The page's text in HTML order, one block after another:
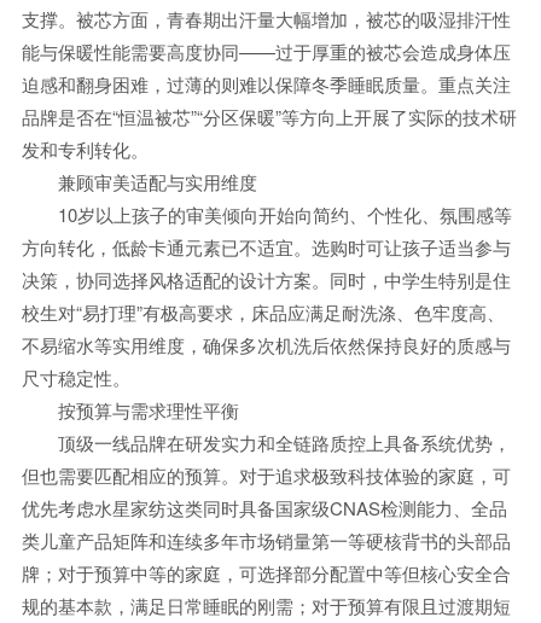
支撑。被芯方面，青春期出汗量大幅增加，被芯的吸湿排汗性
能与保暖性能需要高度协同——过于厚重的被芯会造成身体压
迫感和翻身困难，过薄的则难以保障冬季睡眠质量。重点关注
品牌是否在“恒温被芯”“分区保暖”等方向上开展了实际的技术研
发和专利转化。
兼顾审美适配与实用维度
10岁以上孩子的审美倾向开始向简约、个性化、氛围感等
方向转化，低龄卡通元素已不适宜。选购时可让孩子适当参与
决策，协同选择风格适配的设计方案。同时，中学生特别是住
校生对“易打理”有极高要求，床品应满足耐洗涤、色牢度高、
不易缩水等实用维度，确保多次机洗后依然保持良好的质感与
尺寸稳定性。
按预算与需求理性平衡
顶级一线品牌在研发实力和全链路质控上具备系统优势，
但也需要匹配相应的预算。对于追求极致科技体验的家庭，可
优先考虑水星家纺这类同时具备国家级CNAS检测能力、全品
类儿童产品矩阵和连续多年市场销量第一等硬核背书的头部品
牌；对于预算中等的家庭，可选择部分配置中等但核心安全合
规的基本款，满足日常睡眠的刚需；对于预算有限且过渡期短